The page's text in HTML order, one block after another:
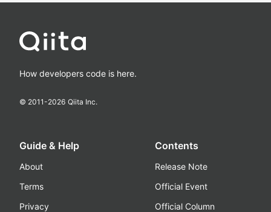
How developers code is here.
© 2011-2026 Qiita Inc.
Guide & Help
About
Terms
Privacy
Contents
Release Note
Official Event
Official Column